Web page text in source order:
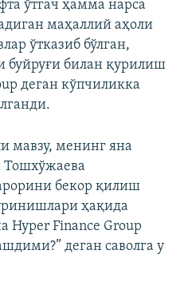
ўтгач ҳамма нарса
маҳаллий аҳоли
ўтказиб бўлган,
буйруғи билан қурилиш
деган кўпчиликка
мавзу, менинг яна
Тошхўжаева
бекор қилиш
ҳақида
Hyper Finance Group
деган саволга у